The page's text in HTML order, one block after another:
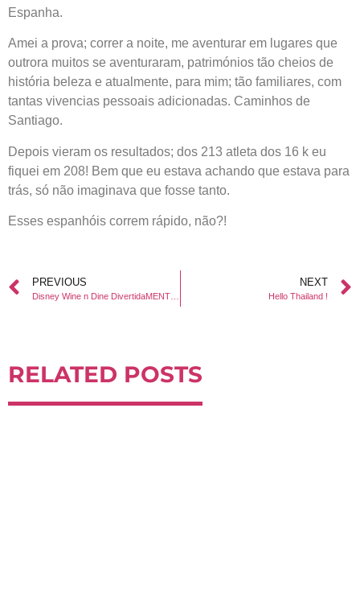
Espanha.
Amei a prova; correr a noite, me aventurar em lugares que
outrora muitos se aventuraram, patrimónios tão cheios de
história beleza e atualmente, para mim; tão familiares, com
tantas vivencias pessoais adicionadas. Caminhos de
Santiago.
Depois vieram os resultados; dos 213 atleta dos 16 k eu
fiquei em 208! Bem que eu estava achando que estava para
trás, só não imaginava que fosse tanto.
Esses espanhóis correm rápido, não?!
PREVIOUS NEXT
Hello Thailand !
RELATED POSTS